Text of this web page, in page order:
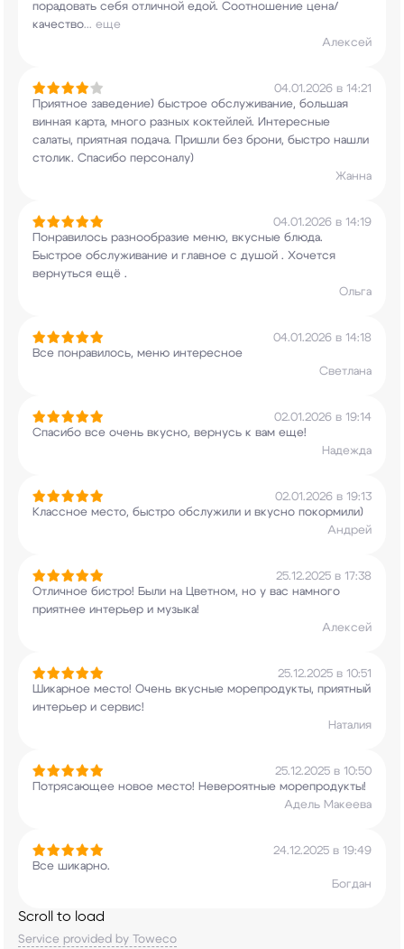
порадовать себя отличной едой. Соотношение цена/
качество... еще
Алексей
04.01.2026 в 14:21
Приятное заведение) быстрое обслуживание, большая
винная карта, много разных коктейлей. Интересные
салаты, приятная подача. Пришли без брони, быстро нашли
столик. Спасибо персоналу)
Жанна
04.01.2026 в 14:19
Понравилось разнообразие меню, вкусные блюда.
Быстрое обслуживание и главное с душой . Хочется
вернуться ещё .
Ольга
04.01.2026 в 14:18
Все понравилось, меню интересное
Светлана
02.01.2026 в 19:14
Спасибо все очень вкусно, вернусь к вам еще!
Надежда
02.01.2026 в 19:13
Классное место, быстро обслужили и вкусно покормили)
Андрей
25.12.2025 в 17:38
Отличное бистро! Были на Цветном, но у вас намного
приятнее интерьер и музыка!
Алексей
25.12.2025 в 10:51
Шикарное место! Очень вкусные морепродукты, приятный
интерьер и сервис!
Наталия
25.12.2025 в 10:50
Потрясающее новое место! Невероятные морепродукты!
Адель Макеева
24.12.2025 в 19:49
Все шикарно.
Богдан
Scroll to load
Service provided by Toweco